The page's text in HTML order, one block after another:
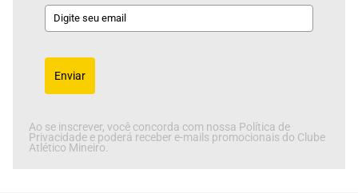
Enviar
Ao se inscrever, você concorda com nossa Política de
Privacidade e poderá receber e-mails promocionais do Clube
Atlético Mineiro.